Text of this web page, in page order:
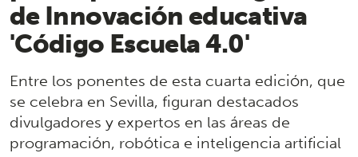
de Innovación educativa
'Código Escuela 4.0'
Entre los ponentes de esta cuarta edición, que
se celebra en Sevilla, figuran destacados
divulgadores y expertos en las áreas de
programación, robótica e inteligencia artificial